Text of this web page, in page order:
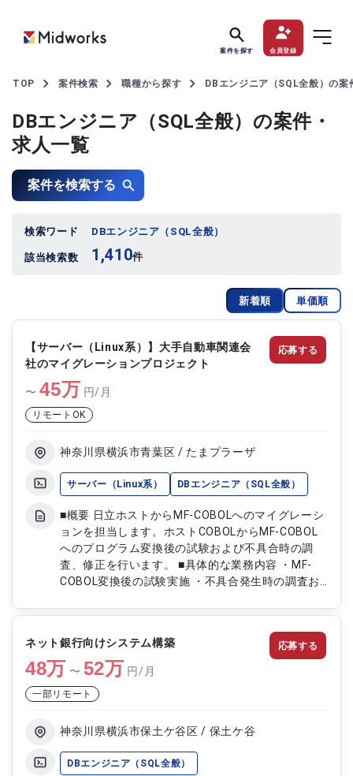
案件を探す 会員登録
TOP 案件検索 職種から探す DBエンジニア（SQL全般）の案
DBエンジニア（SQL全般）の案件・
求人一覧
案件を検索する
検索ワード DBエンジニア（SQL全般）
該当検索数 1,410件
新着順 単価順
【サーバー（Linux系）】大手自動車関連会
社のマイグレーションプロジェクト
〜45万 円/月
リモートOK
神奈川県横浜市青葉区 / たまプラーザ
サーバー（Linux系） DBエンジニア（SQL全般）
■概要 日立ホストからMF-COBOLへのマイグレーシ
ョンを担当します。ホストCOBOLからMF-COBOL
へのプログラム変換後の試験および不具合時の調
査、修正を行います。 ■具体的な業務内容 ・MF-
COBOL変換後の試験実施 ・不具合発生時の調査お
応募する
ネット銀行向けシステム構築
48万 〜 52万 円/月
一部リモート
神奈川県横浜市保土ケ谷区 / 保土ケ谷
DBエンジニア（SQL全般）
応募する